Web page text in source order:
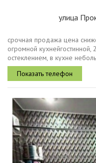
улица
срочная продажа цена
огромной
остеклением, в кухне
просторный совмещенный
кухнягостиная...